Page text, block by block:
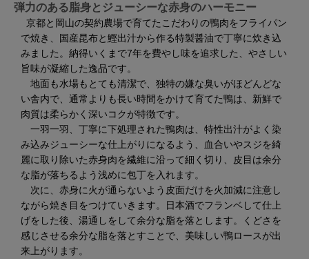
弾力のある脂身とジューシーな赤身のハーモニー
京都と岡山の契約農場で育てたこだわりの鴨肉をフライパン
で焼き、国産昆布と鰹出汁から作る特製醤油で丁寧に炊き込
みました。納得いくまで7年を費やし味を追求した、やさしい
旨味が凝縮した逸品です。
地面も水場もとても清潔で、独特の嫌な臭いがほどんどな
い舎内で、通常よりも長い時間をかけて育てた鴨は、新鮮で
肉質は柔らかく深いコクが特徴です。
一羽一羽、丁寧に下処理された鴨肉は、特性出汁がよく染
み込みジューシーな仕上がりになるよう、血合いやスジを綺
麗に取り除いた赤身肉を繊維に沿って細く切り、皮目は余分
な脂が落ちるよう浅めに包丁を入れます。
次に、赤身に火が通らないよう皮面だけを火加減に注意し
ながら焼き目をつけていきます。日本酒でフランベして仕上
げをした後、湯通しをして余分な脂を落とします。くどさを
感じさせる余分な脂を落とすことで、美味しい鴨ロースが出
来上がります。